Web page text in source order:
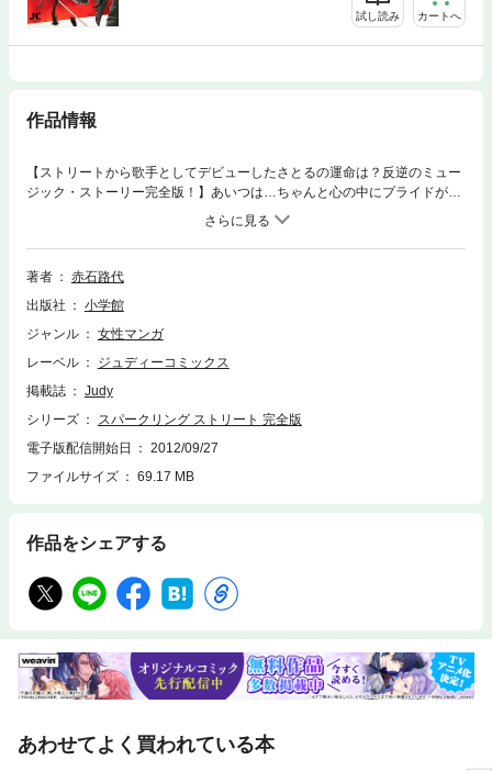
試し読み カートへ
作品情報
【ストリートから歌手としてデビューしたさとるの運命は？反逆のミュー
ジック・ストーリー完全版！】あいつは…ちゃんと心の中にプライドがあ
るんだよ。伝説のスター“さとる”彼は現在（いま）も歌い、走り続けてい
る！！日曜日、ストリートダンサーが集まる原宿・公園通り。その中でひ
ときわ輝く少年・さとるは、さやかに見出され、歌手としてデビューし人
気を集めてゆく。しかしまっすぐで、負けず嫌いな彼は業界を牛耳る笹川
パースターになれるのか！？1982～92年にかけてシリーズ連載された反
逆のミュージック・ストーリー！
著者
赤石路代
出版社
小学館
ジャンル
女性マンガ
レーベル
ジュディーコミックス
掲載誌
Judy
シリーズ
スパークリング ストリート 完全版
電子版配信開始日
2012/09/27
ファイルサイズ
69.17 MB
作品をシェアする
あわせてよく買われている本